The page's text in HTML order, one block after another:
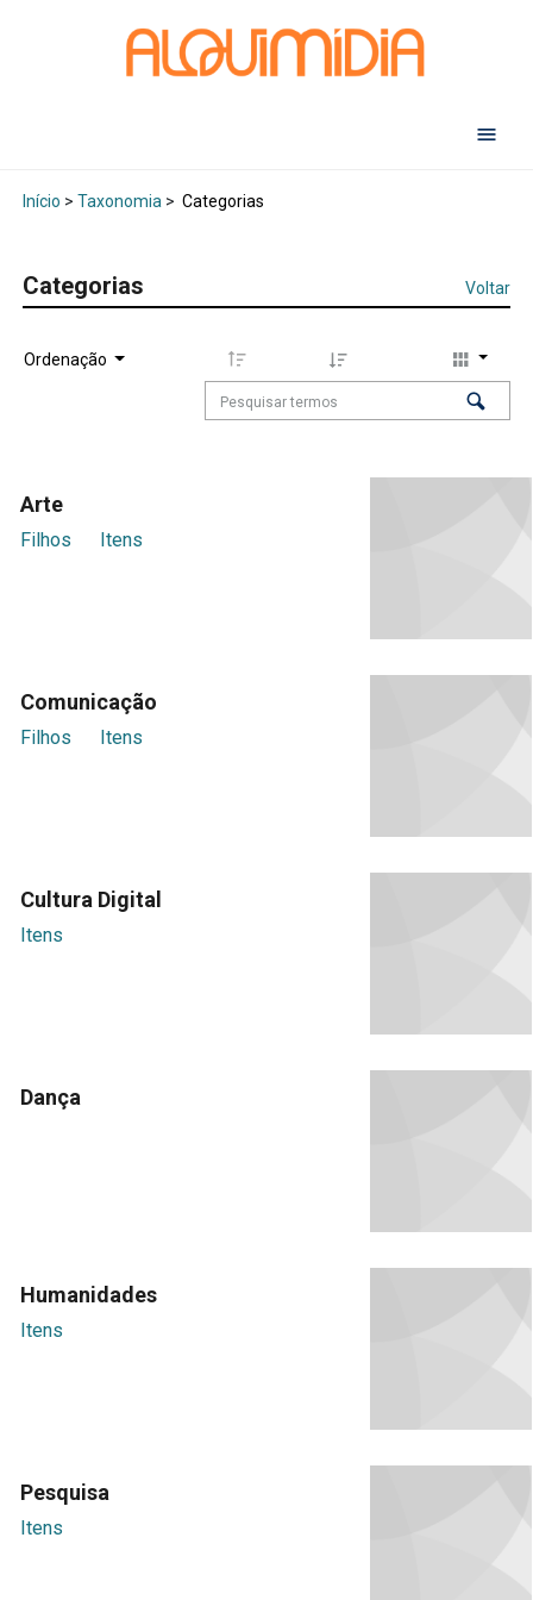
Início > Taxonomia> Categorias
Categorias Voltar
Ordenação
Arte
Filhos Itens
Comunicação
Filhos Itens
Cultura Digital
Itens
Dança
Humanidades
Itens
Pesquisa
Itens